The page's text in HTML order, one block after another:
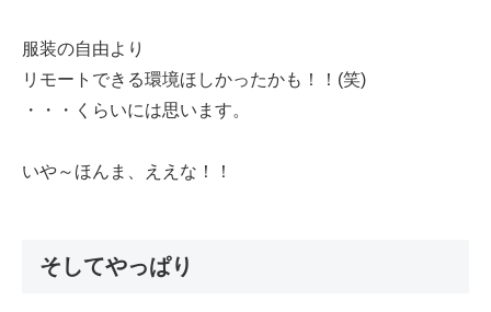
服装の自由より
リモートできる環境ほしかったかも！！(笑)
・・・くらいには思います。
いや～ほんま、ええな！！
そしてやっぱり